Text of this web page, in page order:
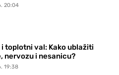
20:04
i toplotni val: Kako ublažiti
nervozu i nesanicu?
19:38